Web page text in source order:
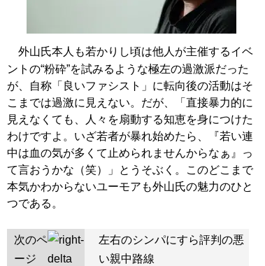
外山氏本人も若かりし頃は他人が主催するイベ
ントの“粉砕”を試みるような極左の過激派だった
が、自称「良いファシスト」に転向後の活動はそ
こまでは過激に見えない。だが、「直接暴力的に
見えなくても、人々を扇動する知恵を身につけた
わけですよ。いざ若者が暴れ始めたら、『若い連
中は血の気が多くて止められませんからなぁ』っ
て言おうかな（笑）」とうそぶく。このどこまで
本気かわからないユーモアも外山氏の魅力のひと
つである。
次のペ
ージ
左右のシンパにすら評判の悪
い親中路線